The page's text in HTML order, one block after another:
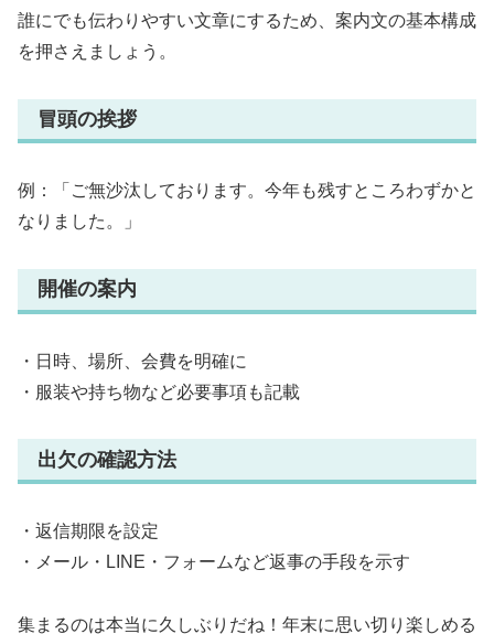
誰にでも伝わりやすい文章にするため、案内文の基本構成
を押さえましょう。
冒頭の挨拶
例：「ご無沙汰しております。今年も残すところわずかと
なりました。」
開催の案内
・日時、場所、会費を明確に
・服装や持ち物など必要事項も記載
出欠の確認方法
・返信期限を設定
・メール・LINE・フォームなど返事の手段を示す
集まるのは本当に久しぶりだね！年末に思い切り楽しめる